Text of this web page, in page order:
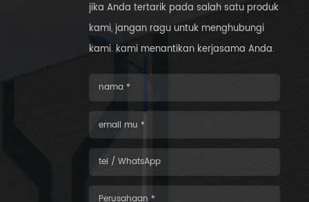
jika Anda tertarik pada salah satu produk
kami, jangan ragu untuk menghubungi
kami. kami menantikan kerjasama Anda.